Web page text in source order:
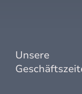
Unsere